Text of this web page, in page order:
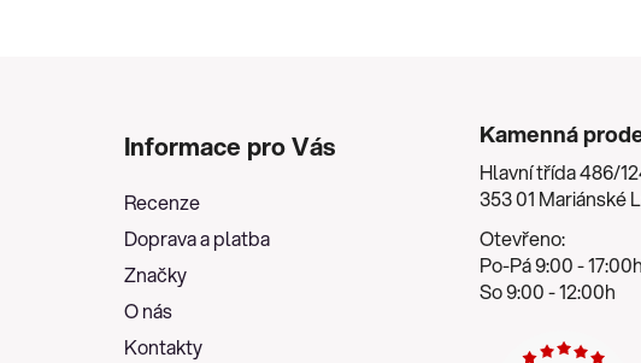
Informace pro Vás
Recenze
Doprava a platba
Značky
O nás
Kontakty
Kamenná
Hlavní třída 486/
353 01 Mariánské
Otevřeno:
Po-Pá 9:00 - 17:00h
So 9:00 - 12:00h